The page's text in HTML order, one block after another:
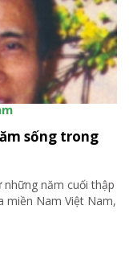
sống trong
năm cuối thập
miền Nam Việt Nam,